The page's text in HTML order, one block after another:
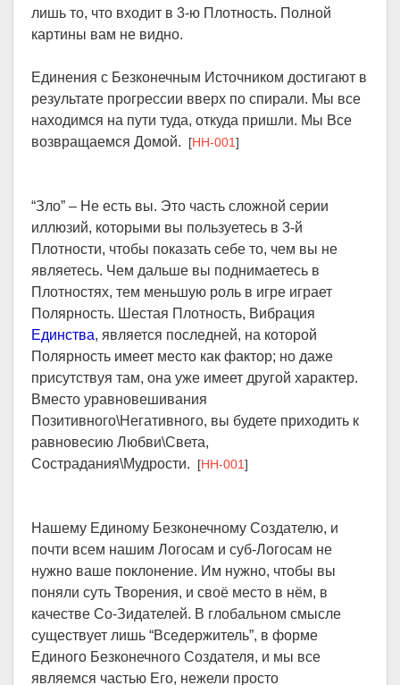
лишь то, что входит в 3-ю Плотность. Полной
картины вам не видно.
Единения с Безконечным Источником достигают в
результате прогрессии вверх по спирали. Мы все
находимся на пути туда, откуда пришли. Мы Все
возвращаемся Домой. [HH-001]
“Зло” – Не есть вы. Это часть сложной серии
иллюзий, которыми вы пользуетесь в 3-й
Плотности, чтобы показать себе то, чем вы не
являетесь. Чем дальше вы поднимаетесь в
Плотностях, тем меньшую роль в игре играет
Полярность. Шестая Плотность, Вибрация
Единства, является последней, на которой
Полярность имеет место как фактор; но даже
присутствуя там, она уже имеет другой характер.
Вместо уравновешивания
Позитивного\Негативного, вы будете приходить к
равновесию Любви\Света,
Сострадания\Мудрости. [HH-001]
Нашему Единому Безконечному Создателю, и
почти всем нашим Логосам и суб-Логосам не
нужно ваше поклонение. Им нужно, чтобы вы
поняли суть Творения, и своё место в нём, в
качестве Со-Зидателей. В глобальном смысле
существует лишь “Вседержитель”, в форме
Единого Безконечного Создателя, и мы все
являемся частью Его, нежели просто